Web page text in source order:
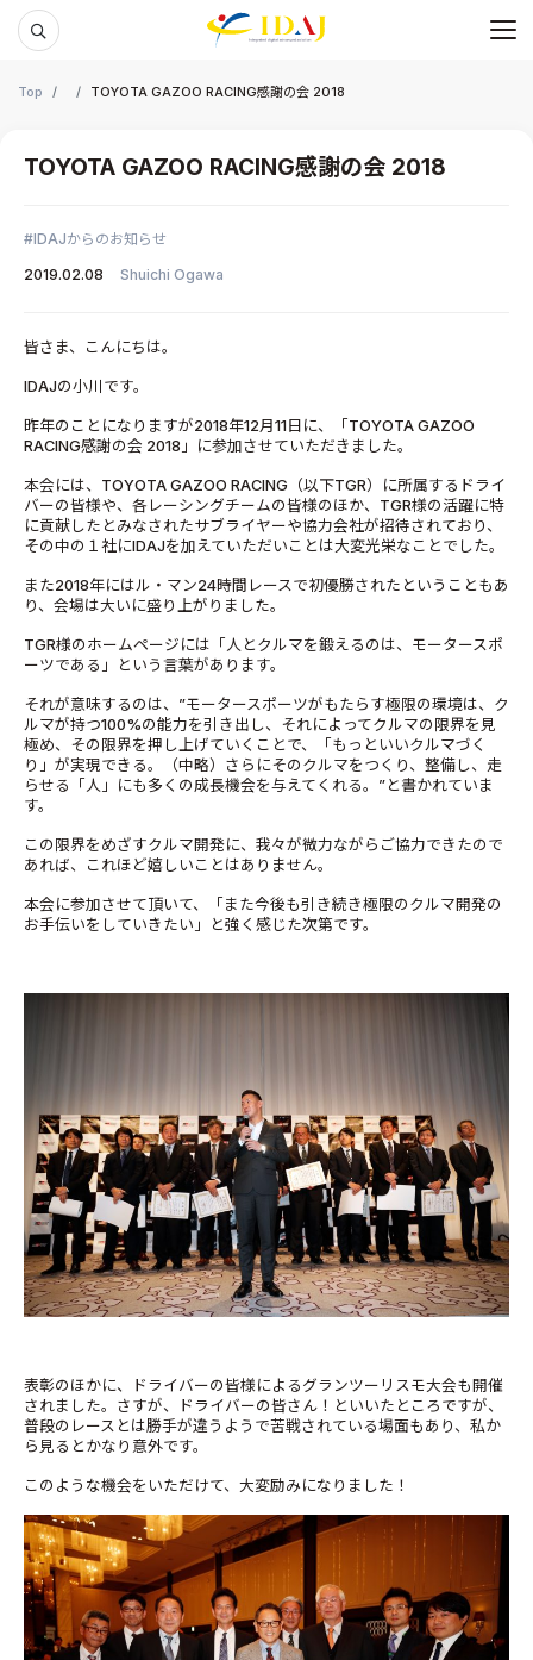
メ
Top TOYOTA GAZOO RACING感謝の会 2018
TOYOTA GAZOO RACING感謝の会 2018
IDAJからのお知らせ
2019.02.08
Shuichi Ogawa
皆さま、こんにちは。
IDAJの小川です。
昨年のことになりますが2018年12月11日に、「TOYOTA GAZOO
RACING感謝の会 2018」に参加させていただきました。
本会には、TOYOTA GAZOO RACING（以下TGR）に所属するドライ
バーの皆様や、各レーシングチームの皆様のほか、TGR様の活躍に特
に貢献したとみなされたサブライヤーや協力会社が招待されており、
その中の１社にIDAJを加えていただいことは大変光栄なことでした。
また2018年にはル・マン24時間レースで初優勝されたということもあ
り、会場は大いに盛り上がりました。
TGR様のホームページには「人とクルマを鍛えるのは、モータースポ
ーツである」という言葉があります。
それが意味するのは、”モータースポーツがもたらす極限の環境は、ク
ルマが持つ100%の能力を引き出し、それによってクルマの限界を見
極め、その限界を押し上げていくことで、「もっといいクルマづく
り」が実現できる。（中略）さらにそのクルマをつくり、整備し、走
らせる「人」にも多くの成長機会を与えてくれる。”と書かれていま
す。
この限界をめざすクルマ開発に、我々が微力ながらご協力できたので
あれば、これほど嬉しいことはありません。
本会に参加させて頂いて、「また今後も引き続き極限のクルマ開発の
お手伝いをしていきたい」と強く感じた次第です。
表彰のほかに、ドライバーの皆様によるグランツーリスモ大会も開催
されました。さすが、ドライバーの皆さん！といいたところですが、
普段のレースとは勝手が違うようで苦戦されている場面もあり、私か
ら見るとかなり意外です。
このような機会をいただけて、大変励みになりました！